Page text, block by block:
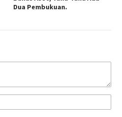
Dua Pembukuan.